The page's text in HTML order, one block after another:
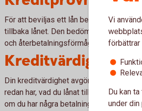
För att beviljas ett lån bedömer
tillbaka lånet. Den bedömningen
och återbetalningsförmåga.
Kreditvärdighet
Din kreditvärdighet avgörs av flera
redan har, vad du lånat till, hur ofta du
om du har några
Vi
förbättrar
Du kan
under din